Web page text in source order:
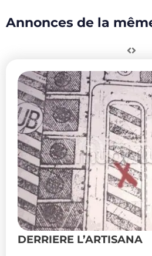
Annonces de la